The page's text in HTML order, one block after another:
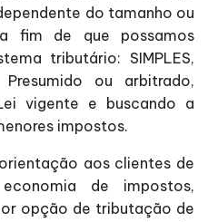
do tamanho ou
fim de que possamos
tributário: SIMPLES,
ou arbitrado,
vigente e buscando a
impostos.
aos clientes de
de impostos,
opção de tributação de